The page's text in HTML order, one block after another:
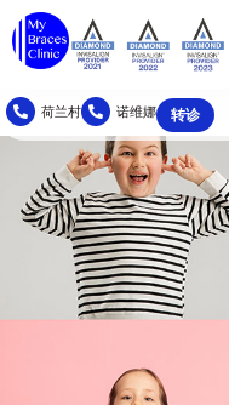
荷兰村 诺维娜 转诊
局部固定牙套